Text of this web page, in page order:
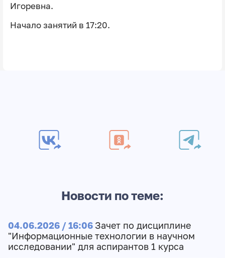
Игоревна.
Начало занятий в 17:20.
Новости по теме:
04.06.2026 / 16:06 Зачет по дисциплине
"Информационные технологии в научном
исследовании" для аспирантов 1 курса